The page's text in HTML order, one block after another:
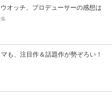
ウオッチ、プロデューサーの感想は
集
も、注目作＆話題作が勢ぞろい！